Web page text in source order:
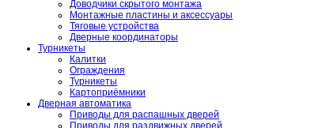
Доводчики скрытого монтажа
Монтажные пластины и аксессуары
Тяговые устройства
Дверные координаторы
Турникеты
Калитки
Ограждения
Турникеты
Картоприёмники
Дверная автоматика
Приводы для распашных дверей
Приводы для раздвижных дверей